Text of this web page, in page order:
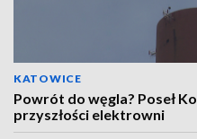
KATOWICE
Powrót do węgla? Poseł
przyszłości elektrowni